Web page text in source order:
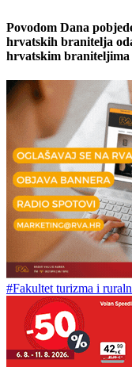
Povodom Dana
hrvatskih branitelja
hrvatskim braniteljima
#Fakultet turizma i